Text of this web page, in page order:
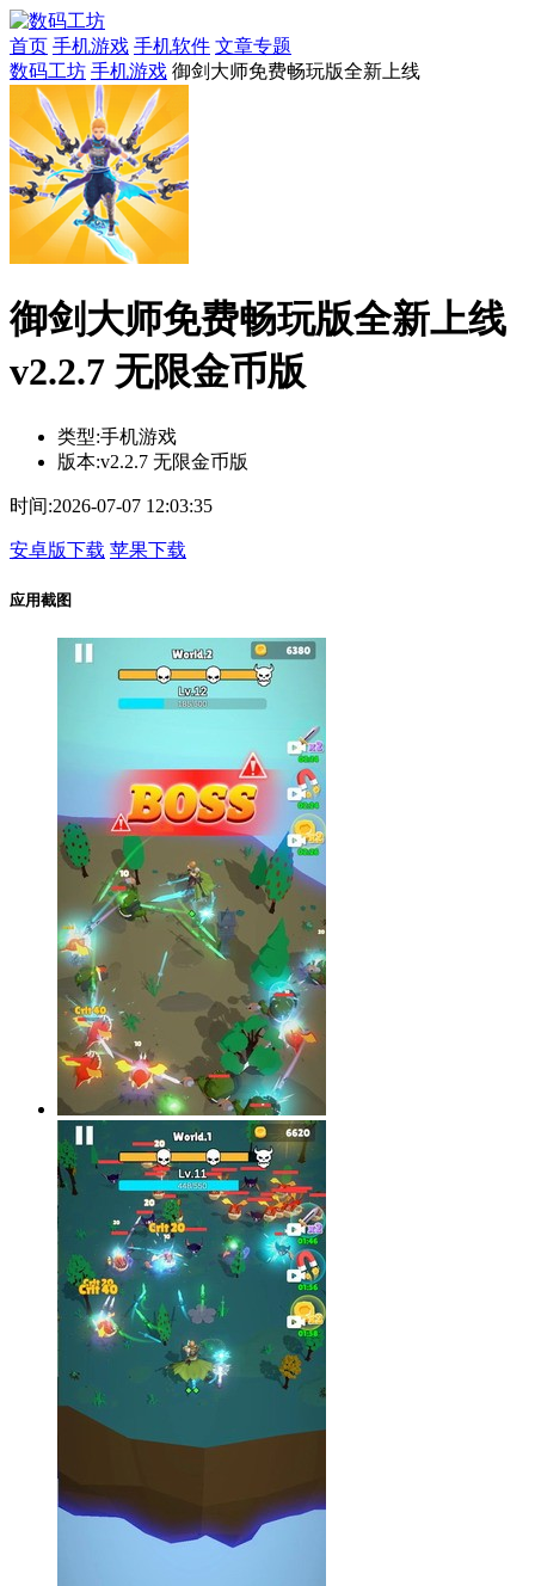
首页 手机游戏 手机软件 文章专题
数码工坊 手机游戏 御剑大师免费畅玩版全新上线
御剑大师免费畅玩版全新上线
v2.2.7 无限金币版
类型:手机游戏
版本:v2.2.7 无限金币版
时间:2026-07-07 12:03:35
安卓版下载 苹果下载
应用截图